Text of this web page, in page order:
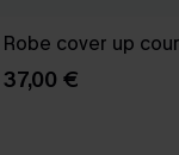
Robe cover up
37,00 €